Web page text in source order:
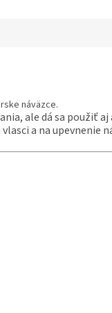
náväzce.
ale dá sa použiť
a na upevnenie